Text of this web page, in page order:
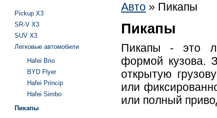
Авто » Пикапы
Пикапы
Пикапы - это
формой кузова.
открытую
или
или полный
Pickup X3
SR-V X3
SUV X3
Легковые автомобили
Hafei Brio
BYD Flyer
Hafei Princip
Hafei Simbo
Пикапы